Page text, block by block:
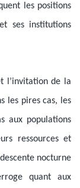
les positions
ses institutions
l’invitation de la
les pires cas, les
aux populations
ressources et
nocturne
quant aux